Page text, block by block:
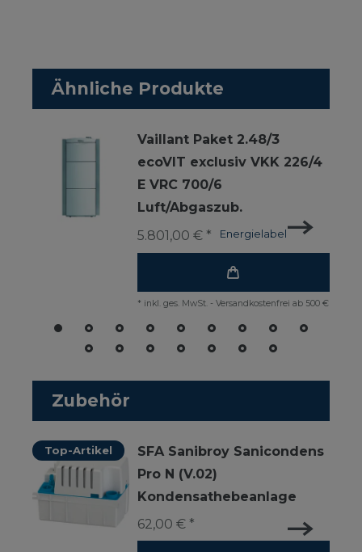
Ähnliche Produkte
Vaillant Paket 2.48/3
ecoVIT exclusiv VKK 226/4
E VRC 700/6
Luft/Abgaszub.
Energielabel
5.801,00 € *
* inkl. ges. MwSt. - Versandkostenfrei ab 500 €
Zubehör
Top-Artikel
SFA Sanibroy Sanicondens
Pro N (V.02)
Kondensathebeanlage
62,00 € *